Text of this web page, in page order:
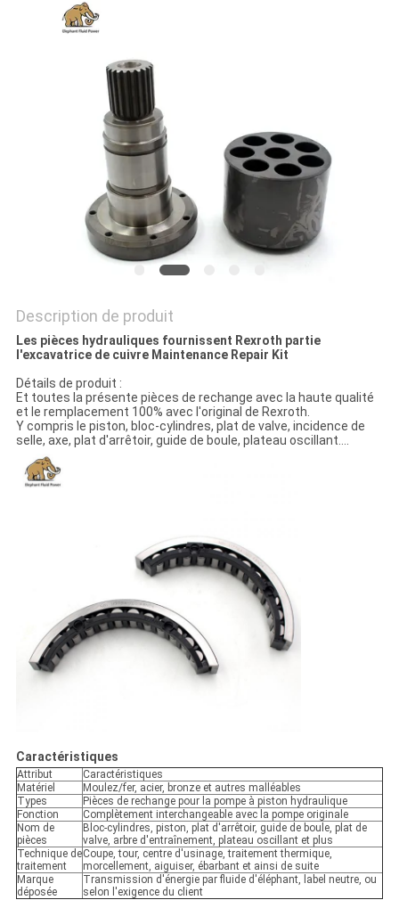
Description de produit
Les pièces hydrauliques fournissent Rexroth partie
l'excavatrice de cuivre Maintenance Repair Kit
Détails de produit :
Et toutes la présente pièces de rechange avec la haute qualité
et le remplacement 100% avec l'original de Rexroth.
Y compris le piston, bloc-cylindres, plat de valve, incidence de
selle, axe, plat d'arrêtoir, guide de boule, plateau oscillant….
Caractéristiques
Attribut
Caractéristiques
Matériel
Moulez/fer, acier, bronze et autres malléables
Types
Pièces de rechange pour la pompe à piston hydraulique
Fonction
Complètement interchangeable avec la pompe originale
Nom de
pièces
Bloc-cylindres, piston, plat d'arrêtoir, guide de boule, plat de
valve, arbre d'entraînement, plateau oscillant et plus
Technique de
traitement
Coupe, tour, centre d'usinage, traitement thermique,
morcellement, aiguiser, ébarbant et ainsi de suite
Marque
déposée
Transmission d'énergie par fluide d'éléphant, label neutre, ou
selon l'exigence du client